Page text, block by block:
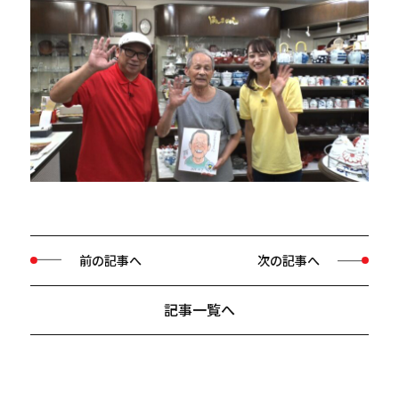
前の記事へ
記事一覧へ
次の記事へ